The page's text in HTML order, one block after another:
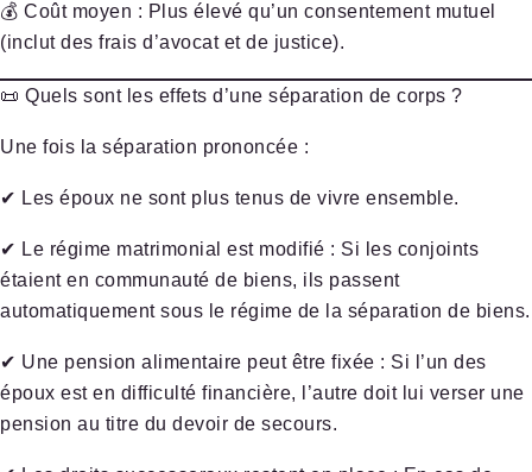
💰 Coût moyen : Plus élevé qu’un consentement mutuel
(inclut des frais d’avocat et de justice).
📜 Quels sont les effets d’une séparation de corps ?
Une fois la séparation prononcée :
✔ Les époux ne sont plus tenus de vivre ensemble.
✔ Le régime matrimonial est modifié : Si les conjoints
étaient en communauté de biens, ils passent
automatiquement sous le régime de la séparation de biens.
✔ Une pension alimentaire peut être fixée : Si l’un des
époux est en difficulté financière, l’autre doit lui verser une
pension au titre du devoir de secours.